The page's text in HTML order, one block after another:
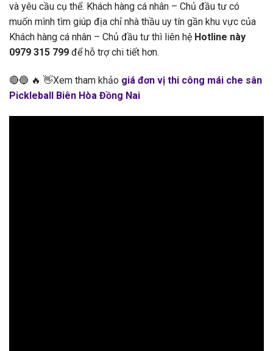
và yêu cầu cụ thể. Khách hàng cá nhân – Chủ đầu tư có
muốn mình tìm giúp địa chỉ nhà thầu uy tín gần khu vực của
Khách hàng cá nhân – Chủ đầu tư thì liên hệ Hotline này
0979 315 799 để hỗ trợ chi tiết hơn.
🔴🔵 🔥 👋Xem tham khảo giá đơn vị thi công mái che sân
Pickleball Biên Hòa Đồng Nai